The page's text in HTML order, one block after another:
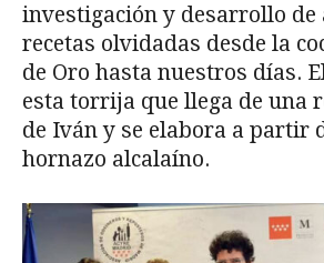
investigación y desarrollo de
recetas olvidadas desde la
de Oro hasta nuestros días.
esta torrija que llega de una
de Iván y se elabora a partir
hornazo alcalaíno.